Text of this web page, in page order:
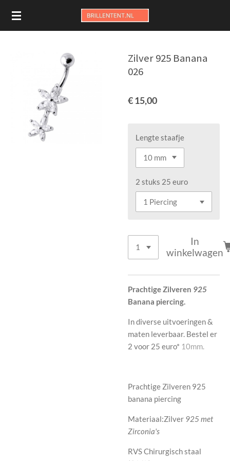
Ga
direct
Zilver 925 Banana
026
€ 15,00
Lengte staafje
2 stuks 25 euro
In
winkelwagen
Prachtige Zilveren 925
Banana piercing.
In diverse uitvoeringen &
maten leverbaar. Bestel er
2 voor 25 euro* 10mm.
Prachtige Zilveren 925
banana piercing
Materiaal:Zilver 925 met
Zirconia's
RVS Chirurgisch staal